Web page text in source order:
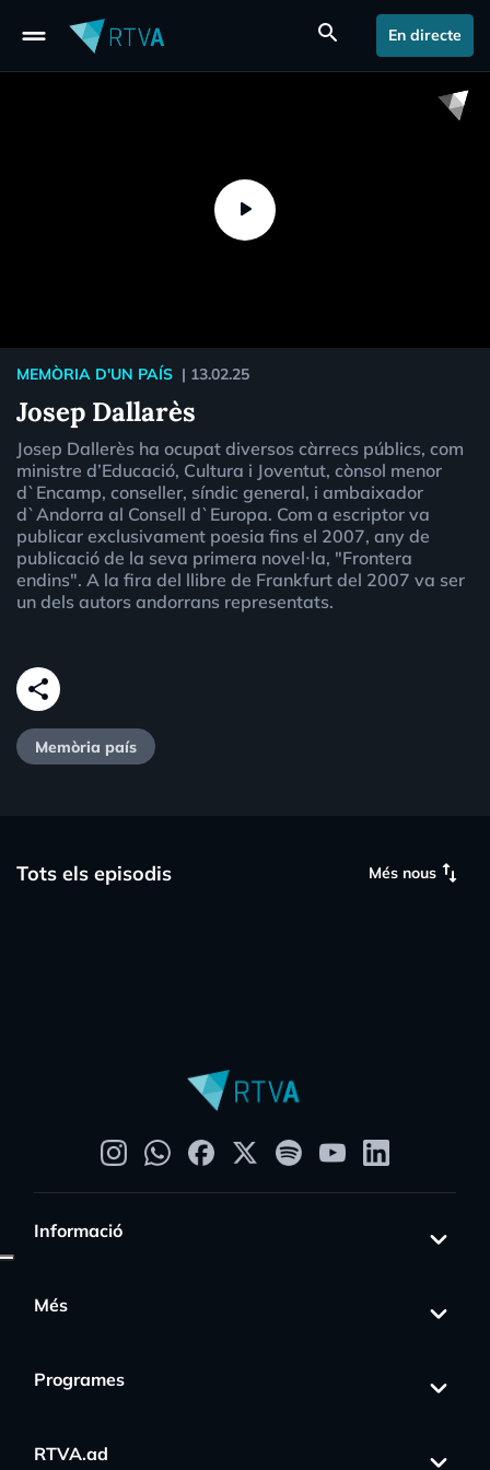
drag_handle search En directe
MEMÒRIA D'UN PAÍS | 13.02.25
Josep Dallarès
Josep Dallerès ha ocupat diversos càrrecs públics, com
ministre d’Educació, Cultura i Joventut, cònsol menor
d`Encamp, conseller, síndic general, i ambaixador
d`Andorra al Consell d`Europa. Com a escriptor va
publicar exclusivament poesia fins el 2007, any de
publicació de la seva primera novel·la, "Frontera
endins". A la fira del llibre de Frankfurt del 2007 va ser
un dels autors andorrans representats.
share
Memòria país
Tots els episodis Més nous swap_vert
Informació
Més
Programes
RTVA.ad